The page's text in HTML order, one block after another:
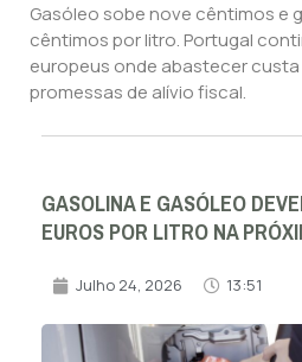
Gasóleo sobe nove cêntimos e
cêntimos por litro. Portugal
europeus onde abastecer
promessas de alívio fiscal.
GASOLINA E GASÓLEO
EUROS POR LITRO NA
Julho 24, 2026 13:51